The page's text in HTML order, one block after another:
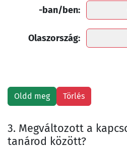
-ban/ben:
Olaszország:
3. Megváltozott a
tanárod között?